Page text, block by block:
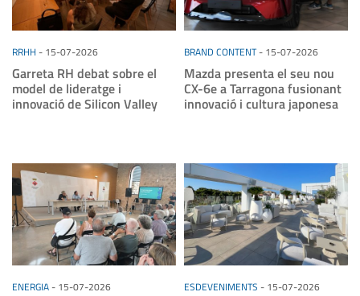
RRHH - 15-07-2026
Garreta RH debat sobre el
model de lideratge i
innovació de Silicon Valley
BRAND CONTENT- 15-07-2026
Mazda presenta el seu nou
CX-6e a Tarragona fusionant
innovació i cultura japonesa
ENERGIA- 15-07-2026 ESDEVENIMENTS - 15-07-2026